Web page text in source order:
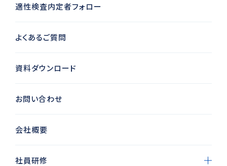
適性検査内定者フォロー
よくあるご質問
資料ダウンロード
お問い合わせ
会社概要
社員研修